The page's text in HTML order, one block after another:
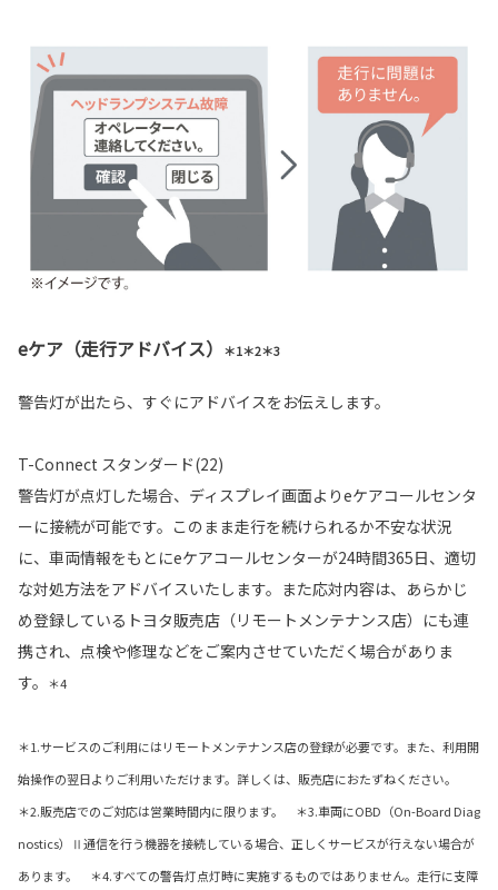
eケア（走行アドバイス） ＊1＊2＊3
警告灯が出たら、すぐにアドバイスをお伝えします。
T-Connect スタンダード(22)
警告灯が点灯した場合、ディスプレイ画面よりeケアコールセンタ
ーに接続が可能です。このまま走行を続けられるか不安な状況
に、車両情報をもとにeケアコールセンターが24時間365日、適切
な対処方法をアドバイスいたします。また応対内容は、あらかじ
め登録しているトヨタ販売店（リモートメンテナンス店）にも連
携され、点検や修理などをご案内させていただく場合がありま
す。
＊4
＊1.サービスのご利用にはリモートメンテナンス店の登録が必要です。また、利用開
始操作の翌日よりご利用いただけます。詳しくは、販売店におたずねください。
＊2.販売店でのご対応は営業時間内に限ります。 ＊3.車両にOBD（On-Board Diag
nostics）Ⅱ通信を行う機器を接続している場合、正しくサービスが行えない場合が
あります。 ＊4.すべての警告灯点灯時に実施するものではありません。走行に支障